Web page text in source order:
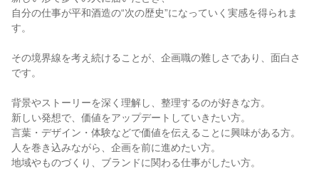
自分の仕事が平和酒造の“次の歴史”になっていく実感を得られま
す。
その境界線を考え続けることが、企画職の難しさであり、面白さ
です。
背景やストーリーを深く理解し、整理するのが好きな方。
新しい発想で、価値をアップデートしていきたい方。
言葉・デザイン・体験などで価値を伝えることに興味がある方。
人を巻き込みながら、企画を前に進めたい方。
地域やものづくり、ブランドに関わる仕事がしたい方。